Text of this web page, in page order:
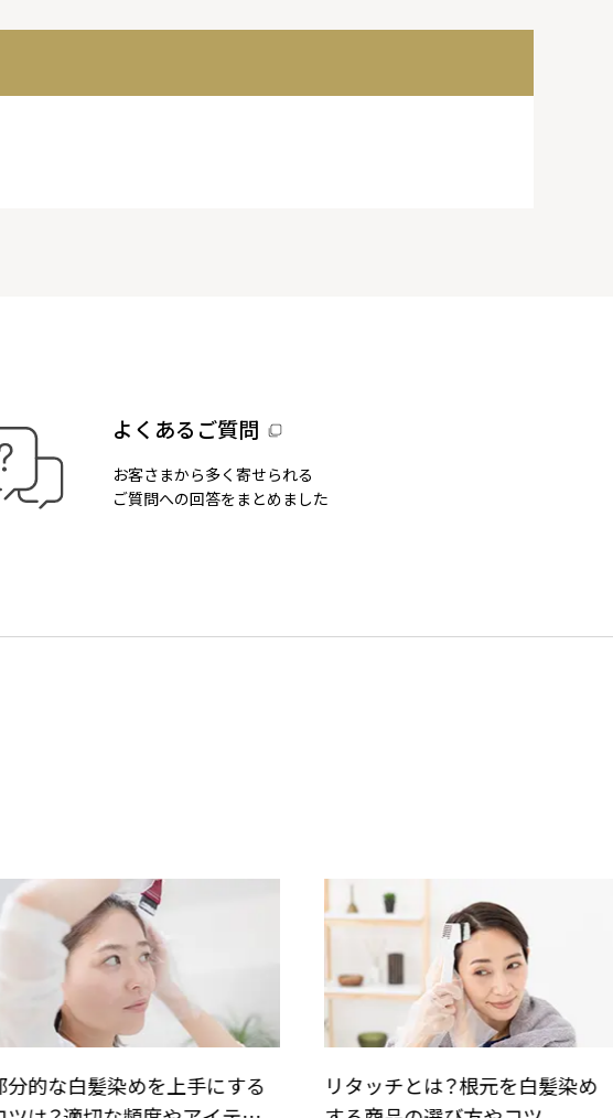
よくあるご質問
お客さまから多く寄せられる
ご質問への回答をまとめました
リタッチとは？根元を白髪染め
白髪の根元染めを自宅